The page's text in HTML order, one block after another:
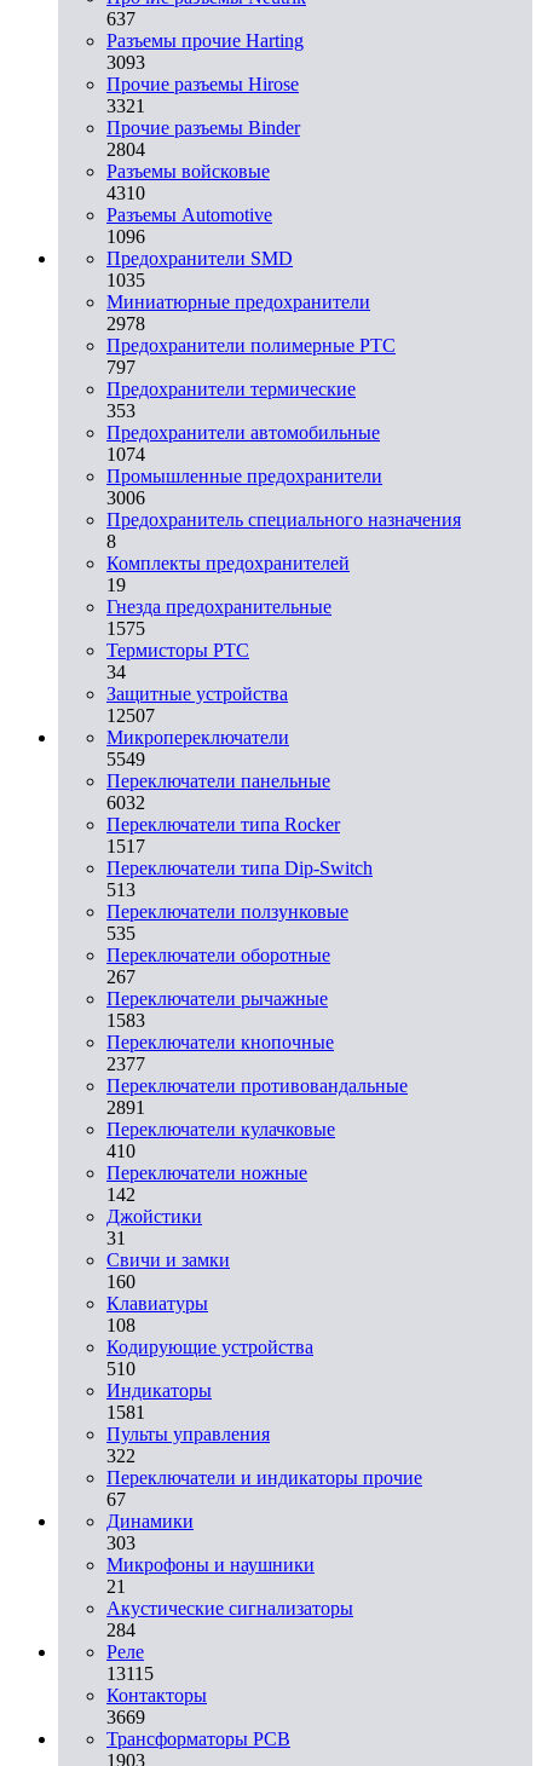
637
Разъемы прочие Harting
3093
Прочие разъемы Hirose
3321
Прочие разъемы Binder
2804
Разъемы войсковые
4310
Разъeмы Automotive
1096
Предохранители SMD
1035
Миниатюрные предохранители
2978
Предохранители полимерные PTC
797
Предохранители термические
353
Предохранители автомобильные
1074
Промышленные предохранители
3006
Предохранитель специального назначения
8
Комплекты предохранителей
19
Гнезда предохранительные
1575
Термисторы PTC
34
Защитные устройства
12507
Микропереключатели
5549
Переключатели панельные
6032
Переключатели типа Rocker
1517
Переключатели типа Dip-Switch
513
Переключатели ползунковые
535
Переключатели оборотные
267
Переключатели рычажные
1583
Переключатели кнопочные
2377
Переключатели противовандальные
2891
Переключатели кулачковые
410
Переключатели ножные
142
Джойстики
31
Свичи и замки
160
Клавиатуры
108
Кодирующие устройства
510
Индикаторы
1581
Пульты управления
322
Переключатели и индикаторы прочие
67
Динамики
303
Микрофоны и наушники
21
Акустические сигнализаторы
284
Реле
13115
Контакторы
3669
Трансформаторы PCB
1903